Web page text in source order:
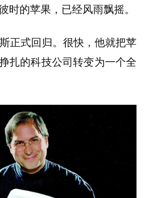
时的苹果，已经风雨飘摇。
正式回归。很快，他就把苹
扎的科技公司转变为一个全